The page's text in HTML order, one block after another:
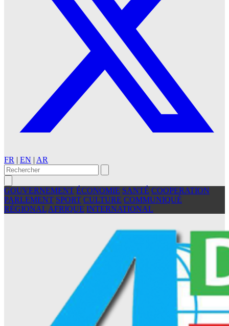
FR | EN | AR
GOUVERNEMENT ÉCONOMIE SANTÉ COOPERATION
PARLEMENT SPORT CULTURE COMMUNIQUÉ
RÉGIONAL AFRIQUE INTERNATIONAL